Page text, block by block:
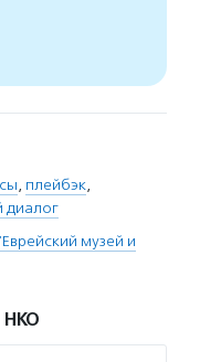
, плейбэк,
диалог
музей и
НКО